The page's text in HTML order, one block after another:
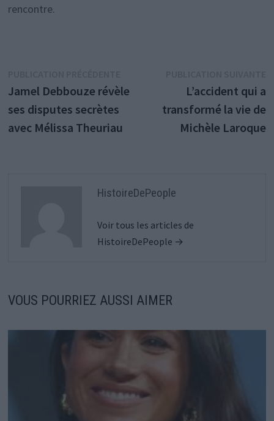
rencontre.
de
l’article
précédente :
Jamel Debbouze révèle
ses disputes secrètes
avec Mélissa Theuriau
L’accident qui a
transformé la vie de
Michèle Laroque
HistoireDePeople
Voir tous les articles de
HistoireDePeople →
VOUS POURRIEZ AUSSI AIMER